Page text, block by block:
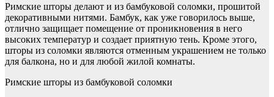
Римские шторы делают и из бамбуковой соломки, прошитой
декоративными нитями. Бамбук, как уже говорилось выше,
отлично защищает помещение от проникновения в него
высоких температур и создает приятную тень. Кроме этого,
шторы из соломки являются отменным украшением не только
для балкона, но и для любой жилой комнаты.
Римские шторы из бамбуковой соломки